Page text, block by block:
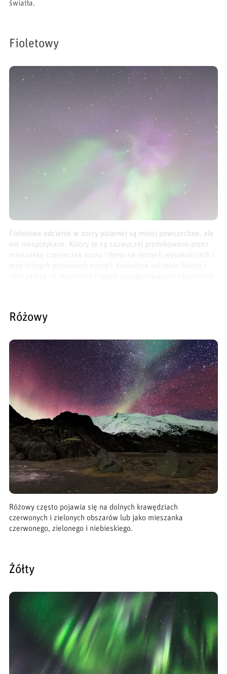
światła.
Fioletowy
Fioletowe odcienie w zorzy polarnej są mniej powszechne, ale
nie niespotykane. Kolory te są zazwyczaj produkowane przez
mieszankę cząsteczek azotu i tlenu na różnych wysokościach i
przy różnych poziomach energii. Konkretne odcienie fioletu i
Różowy
Różowy często pojawia się na dolnych krawędziach
czerwonych i zielonych obszarów lub jako mieszanka
czerwonego, zielonego i niebieskiego.
Żółty